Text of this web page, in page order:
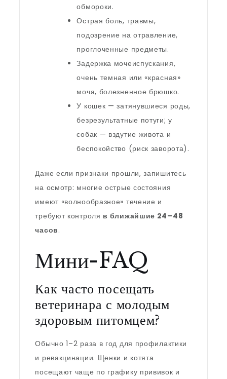
обмороки.
Острая боль, травмы,
подозрение на отравление,
проглоченные предметы.
Задержка мочеиспускания,
очень темная или «красная»
моча, болезненное брюшко.
У кошек — затянувшиеся роды,
безрезультатные потуги; у
собак — вздутие живота и
беспокойство (риск заворота).
Даже если признаки прошли, запишитесь
на осмотр: многие острые состояния
имеют «волнообразное» течение и
требуют контроля в ближайшие 24–48
часов.
Мини-FAQ
Как часто посещать
ветеринара с молодым
здоровым питомцем?
Обычно 1–2 раза в год для профилактики
и ревакцинации. Щенки и котята
посещают чаще по графику прививок и